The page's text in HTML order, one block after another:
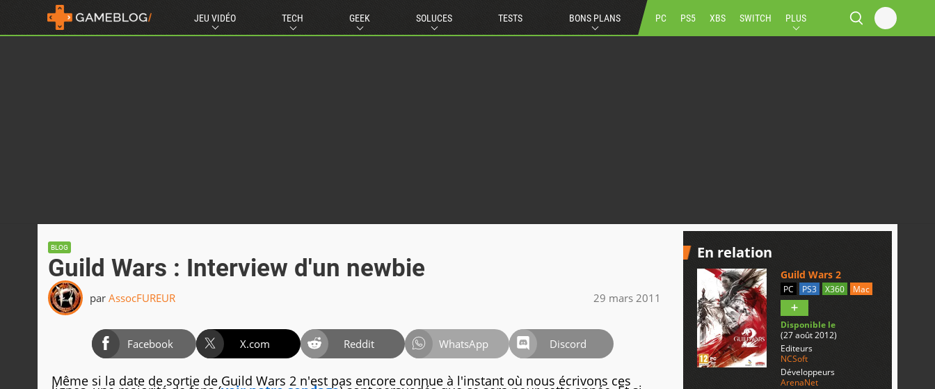
JEU VIDÉO TECH GEEK SOLUCES TESTS BONS PLANS PC PS5 XBS SWITCH PLUS
BLOG
Guild Wars : Interview d'un newbie
par AssocFUREUR 29 mars 2011
Facebook X.com Reddit WhatsApp Discord
Même si la date de sortie de Guild Wars 2 n'est pas encore connue à l'instant où nous écrivons ces
En relation
Guild Wars 2
PC PS3 X360 Mac
Disponible le
(27 août 2012)
Editeurs
NCSoft
Développeurs
ArenaNet